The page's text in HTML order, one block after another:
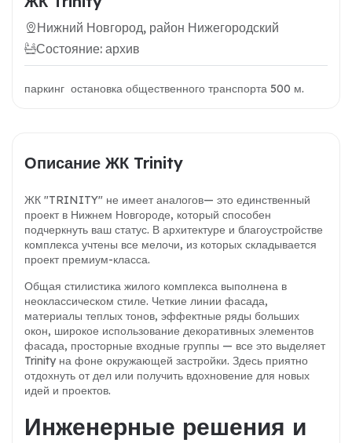
Нижний Новгород, район Нижегородский
Состояние: архив
паркинг остановка общественного транспорта 500 м.
Описание ЖК Trinity
ЖК "TRINITY" не имеет аналогов— это единственный
проект в Нижнем Новгороде, который способен
подчеркнуть ваш статус. В архитектуре и благоустройстве
комплекса учтены все мелочи, из которых складывается
проект премиум-класса.
Общая стилистика жилого комплекса выполнена в
неоклассическом стиле. Четкие линии фасада,
материалы теплых тонов, эффектные ряды больших
окон, широкое использование декоративных элементов
фасада, просторные входные группы — все это выделяет
Trinity на фоне окружающей застройки. Здесь приятно
отдохнуть от дел или получить вдохновение для новых
идей и проектов.
Инженерные решения и